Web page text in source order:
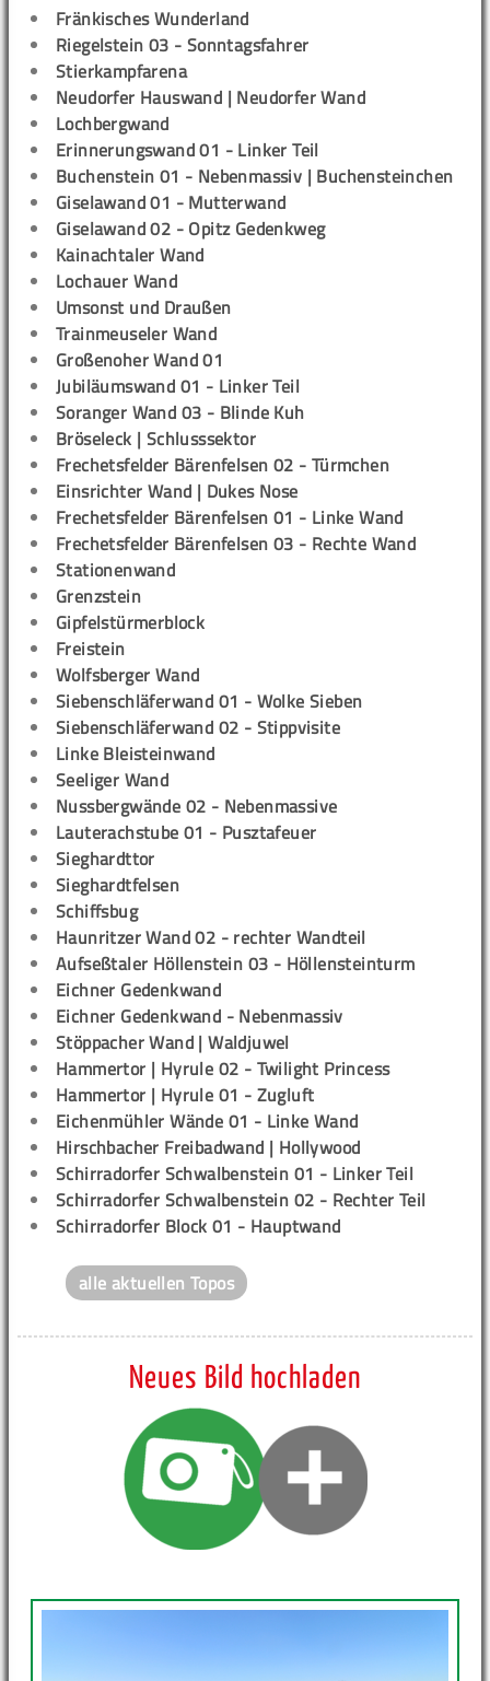
Fränkisches Wunderland
Riegelstein 03 - Sonntagsfahrer
Stierkampfarena
Neudorfer Hauswand | Neudorfer Wand
Lochbergwand
Erinnerungswand 01 - Linker Teil
Buchenstein 01 - Nebenmassiv | Buchensteinchen
Giselawand 01 - Mutterwand
Giselawand 02 - Opitz Gedenkweg
Kainachtaler Wand
Lochauer Wand
Umsonst und Draußen
Trainmeuseler Wand
Großenoher Wand 01
Jubiläumswand 01 - Linker Teil
Soranger Wand 03 - Blinde Kuh
Bröseleck | Schlusssektor
Frechetsfelder Bärenfelsen 02 - Türmchen
Einsrichter Wand | Dukes Nose
Frechetsfelder Bärenfelsen 01 - Linke Wand
Frechetsfelder Bärenfelsen 03 - Rechte Wand
Stationenwand
Grenzstein
Gipfelstürmerblock
Freistein
Wolfsberger Wand
Siebenschläferwand 01 - Wolke Sieben
Siebenschläferwand 02 - Stippvisite
Linke Bleisteinwand
Seeliger Wand
Nussbergwände 02 - Nebenmassive
Lauterachstube 01 - Pusztafeuer
Sieghardttor
Sieghardtfelsen
Schiffsbug
Haunritzer Wand 02 - rechter Wandteil
Aufseßtaler Höllenstein 03 - Höllensteinturm
Eichner Gedenkwand
Eichner Gedenkwand - Nebenmassiv
Stöppacher Wand | Waldjuwel
Hammertor | Hyrule 02 - Twilight Princess
Hammertor | Hyrule 01 - Zugluft
Eichenmühler Wände 01 - Linke Wand
Hirschbacher Freibadwand | Hollywood
Schirradorfer Schwalbenstein 01 - Linker Teil
Schirradorfer Schwalbenstein 02 - Rechter Teil
Schirradorfer Block 01 - Hauptwand
alle aktuellen Topos
Neues Bild hochladen